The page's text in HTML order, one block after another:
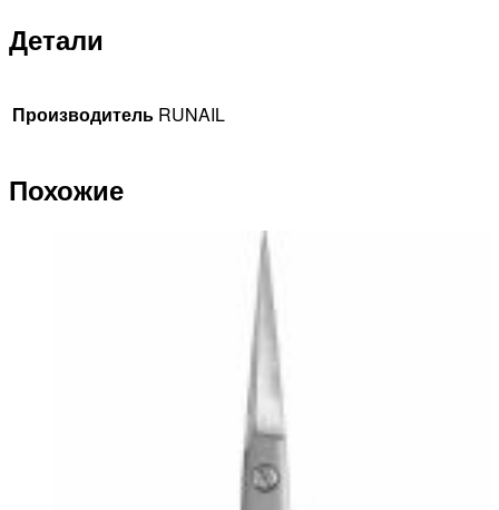
Детали
Производитель RUNAIL
Похожие